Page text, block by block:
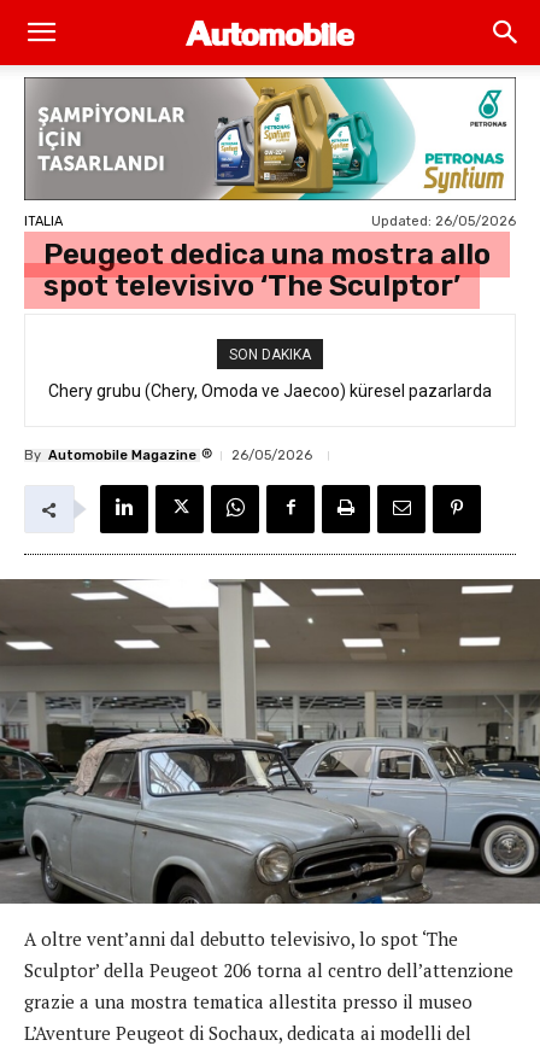
ITALIA Updated: 26/05/2026
Peugeot dedica una mostra allo
spot televisivo ‘The Sculptor’
SON DAKIKA
Chery grubu (Chery, Omoda ve Jaecoo) küresel pazarlarda
By Automobile Magazine ® 26/05/2026
A oltre vent’anni dal debutto televisivo, lo spot ‘The
Sculptor’ della Peugeot 206 torna al centro dell’attenzione
grazie a una mostra tematica allestita presso il museo
L’Aventure Peugeot di Sochaux, dedicata ai modelli del